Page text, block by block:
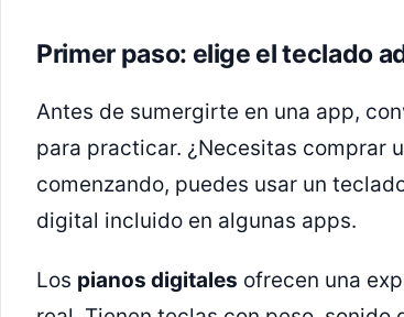
Primer paso: elige el teclado
Antes de sumergirte en una app,
para practicar. ¿Necesitas comprar
comenzando, puedes usar un
digital incluido en algunas apps.
Los pianos digitales ofrecen una